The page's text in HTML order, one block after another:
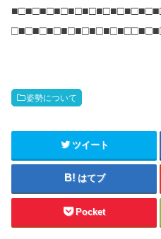
姿勢について
ツイート
はてブ
Pocket